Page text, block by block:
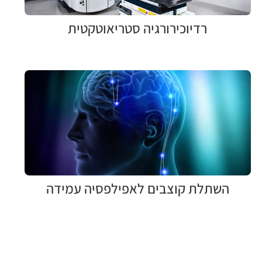
רדיוכירורגיה סטריאוטקטית
השתלת קוצבים לאפילפסיה עמידה